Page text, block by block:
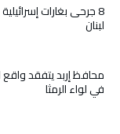
8 جرحى بغارات
لبنان
محافظ إربد يتفقد
في لواء الرمثا